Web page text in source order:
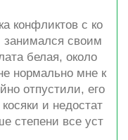
конфликтов с ко
занимался своим
белая, около
нормально мне к
отпустили, его
и недостат
степени все уст